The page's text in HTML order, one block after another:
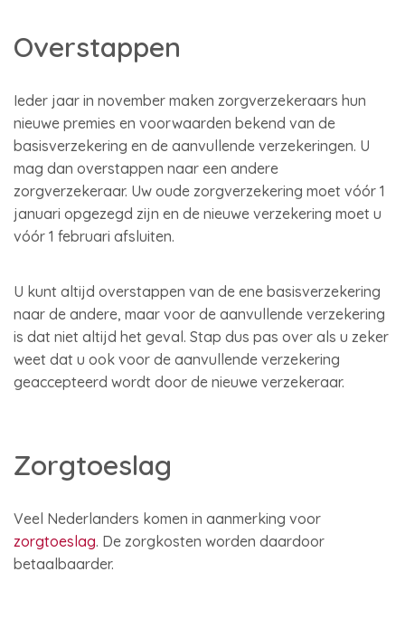
Overstappen
Ieder jaar in november maken zorgverzekeraars hun
nieuwe premies en voorwaarden bekend van de
basisverzekering en de aanvullende verzekeringen. U
mag dan overstappen naar een andere
zorgverzekeraar. Uw oude zorgverzekering moet vóór 1
januari opgezegd zijn en de nieuwe verzekering moet u
vóór 1 februari afsluiten.
U kunt altijd overstappen van de ene basisverzekering
naar de andere, maar voor de aanvullende verzekering
is dat niet altijd het geval. Stap dus pas over als u zeker
weet dat u ook voor de aanvullende verzekering
geaccepteerd wordt door de nieuwe verzekeraar.
Zorgtoeslag
Veel Nederlanders komen in aanmerking voor
zorgtoeslag. De zorgkosten worden daardoor
betaalbaarder.